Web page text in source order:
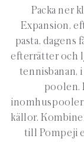
Packa ner
Expansion,
pasta, dagens
efterrätter och
tennisbanan,
poolen.
källor.
till Pompeji